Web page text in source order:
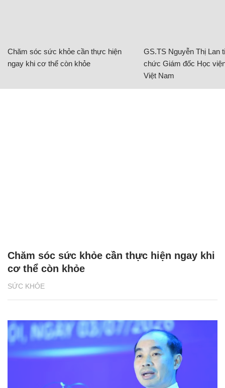
Chăm sóc sức khỏe cần thực hiện
ngay khi cơ thể còn khỏe
GS.TS Nguyễn Thị Lan
chức Giám đốc Học
Việt Nam
SỨC KHỎE
Chăm sóc sức khỏe cần thực hiện ngay khi
cơ thể còn khỏe